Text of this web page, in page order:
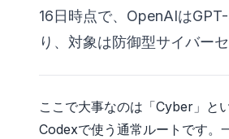
16日時点で、OpenAIは
り、対象は防御型サイバー
ここで大事なのは「Cyber」と
Codexで使う通常ルートです。